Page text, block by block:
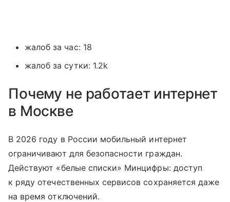
жалоб за час: 18
жалоб за сутки: 1.2k
Почему не работает интернет
в Москве
В 2026 году в России мобильный интернет
ограничивают для безопасности граждан.
Действуют «белые списки» Минцифры: доступ
к ряду отечественных сервисов сохраняется даже
на время отключений.